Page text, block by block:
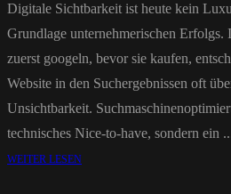
Digitale Sichtbarkeit ist heute kein
Grundlage unternehmerischen
zuerst googeln, bevor sie kaufen,
Website in den Suchergebnissen oft
Unsichtbarkeit.
technisches Nice-to-have, sondern ein
WEITER LESEN